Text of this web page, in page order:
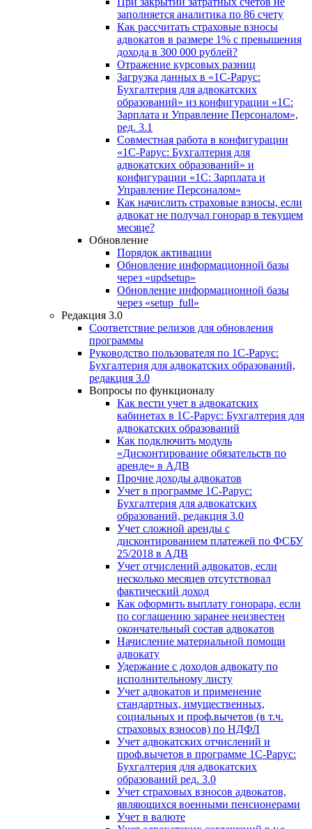
заполняется аналитика по 86 счету
Как рассчитать страховые взносы
адвокатов в размере 1% с превышения
дохода в 300 000 рублей?
Отражение курсовых разниц
Загрузка данных в «1С-Рарус:
Бухгалтерия для адвокатских
образований» из конфигурации «1С:
Зарплата и Управление Персоналом»,
ред. 3.1
Совместная работа в конфигурации
«1С-Рарус: Бухгалтерия для
адвокатских образований» и
конфигурации «1С: Зарплата и
Управление Персоналом»
Как начислить страховые взносы, если
адвокат не получал гонорар в текущем
месяце?
Обновление
Порядок активации
Обновление информационной базы
через «updsetup»
Обновление информационной базы
через «setup_full»
Редакция 3.0
Соответствие релизов для обновления
программы
Руководство пользователя по 1С-Рарус:
Бухгалтерия для адвокатских образований,
редакция 3.0
Вопросы по функционалу
Как вести учет в адвокатских
кабинетах в 1С-Рарус: Бухгалтерия для
адвокатских образований
Как подключить модуль
«Дисконтирование обязательств по
аренде» в АДВ
Прочие доходы адвокатов
Учет в программе 1С-Рарус:
Бухгалтерия для адвокатских
образований, редакция 3.0
Учет сложной аренды с
дисконтированием платежей по ФСБУ
25/2018 в АДВ
Учет отчислений адвокатов, если
несколько месяцев отсутствовал
фактический доход
Как оформить выплату гонорара, если
по соглашению заранее неизвестен
окончательный состав адвокатов
Начисление материальной помощи
адвокату
Удержание с доходов адвокату по
исполнительному листу
Учет адвокатов и применение
стандартных, имущественных,
социальных и проф.вычетов (в т.ч.
страховых взносов) по НДФЛ
Учет адвокатских отчислений и
проф.вычетов в программе 1С-Рарус:
Бухгалтерия для адвокатских
образований ред. 3.0
Учет страховых взносов адвокатов,
являющихся военными пенсионерами
Учет в валюте